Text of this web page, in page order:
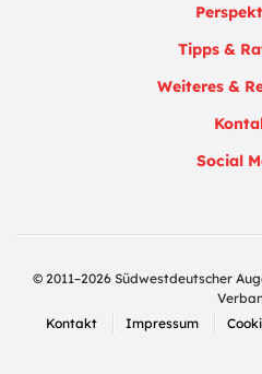
Tipps &
Weiteres &
Social
© 2011–2026 Südwestdeutscher
Kontakt
Impressum